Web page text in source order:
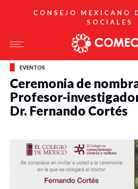
CONSEJO MEXICANO
SOCIALES
EVENTOS
Ceremonia de
Profesor-
Dr. Fernando Cortés